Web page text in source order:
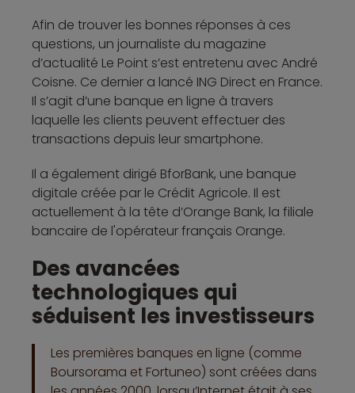
Afin de trouver les bonnes réponses à ces
questions, un journaliste du magazine
d’actualité Le Point s’est entretenu avec André
Coisne. Ce dernier a lancé ING Direct en France.
Il s’agit d’une banque en ligne à travers
laquelle les clients peuvent effectuer des
transactions depuis leur smartphone.
Il a également dirigé BforBank, une banque
digitale créée par le Crédit Agricole. Il est
actuellement à la tête d’Orange Bank, la filiale
bancaire de l'opérateur français Orange.
Des avancées
technologiques qui
séduisent les investisseurs
Les premières banques en ligne (comme
Boursorama et Fortuneo) sont créées dans